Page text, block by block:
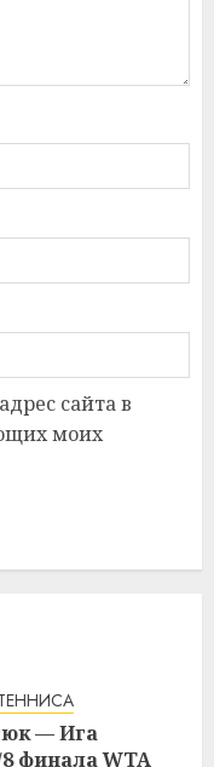
сайта в
моих
— Ига
финала WTA